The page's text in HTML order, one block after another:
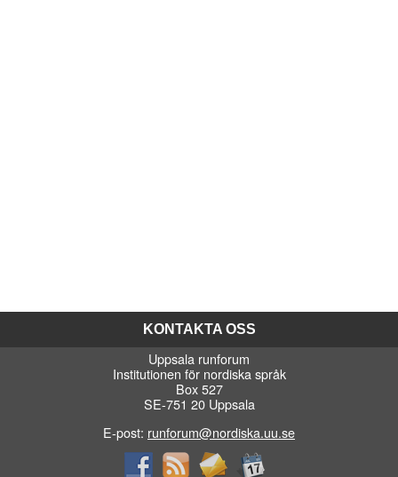
KONTAKTA OSS
Uppsala runforum
Institutionen för nordiska språk
Box 527
SE-751 20 Uppsala
E-post: runforum@nordiska.uu.se